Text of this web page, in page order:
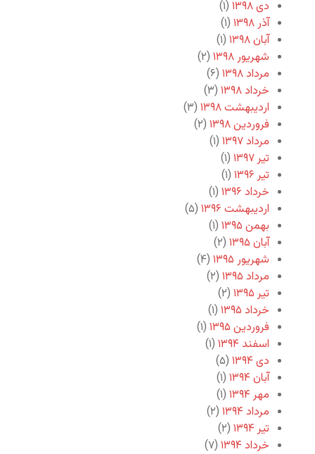
دی ۱۳۹۸
(۱)
آذر ۱۳۹۸
(۱)
آبان ۱۳۹۸
(۱)
شهریور ۱۳۹۸
(۲)
مرداد ۱۳۹۸
(۶)
خرداد ۱۳۹۸
(۳)
اردیبهشت ۱۳۹۸
(۳)
فروردین ۱۳۹۸
(۲)
مرداد ۱۳۹۷
(۱)
تیر ۱۳۹۷
(۱)
تیر ۱۳۹۶
(۱)
خرداد ۱۳۹۶
(۱)
اردیبهشت ۱۳۹۶
(۵)
بهمن ۱۳۹۵
(۱)
آبان ۱۳۹۵
(۲)
شهریور ۱۳۹۵
(۴)
مرداد ۱۳۹۵
(۲)
تیر ۱۳۹۵
(۲)
خرداد ۱۳۹۵
(۱)
فروردین ۱۳۹۵
(۱)
اسفند ۱۳۹۴
(۱)
دی ۱۳۹۴
(۵)
آبان ۱۳۹۴
(۱)
مهر ۱۳۹۴
(۱)
مرداد ۱۳۹۴
(۲)
تیر ۱۳۹۴
(۲)
خرداد ۱۳۹۴
(۷)